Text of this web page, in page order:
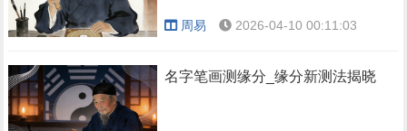
周易 2026-04-10 00:11:03
名字笔画测缘分_缘分新测法揭晓